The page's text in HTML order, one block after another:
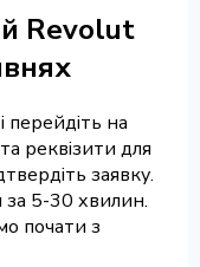
Revolut
перейдіть на
реквізити для
заявку.
за 5-30 хвилин.
почати з